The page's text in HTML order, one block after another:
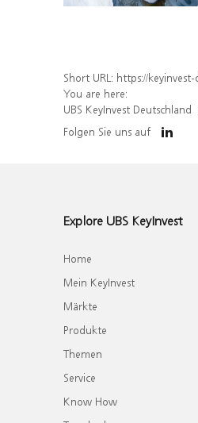
Short URL: https://keyinvest-de.ubs.com/
You are here:
UBS KeyInvest Deutschland
Folgen Sie uns auf
Explore UBS KeyInvest
Home
Mein KeyInvest
Märkte
Produkte
Themen
Service
Know How